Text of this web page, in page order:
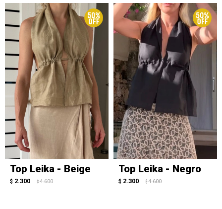
Top Leika - Beige
$ 2.300 $ 4.600
Top Leika - Negro
$ 2.300 $ 4.600